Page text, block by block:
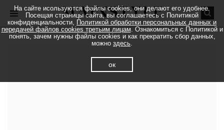
На сайте исользуются файлы cookies, они делают его удобнее.
Посещая страницы сайта, вы соглашаетесь с Политикой
конфиденциальности, Политикой обработки персональных данных и
передачей файлов cookies третьим лицам. Ознакомиться с Политикой и
понять, зачем нужны файлы cookies и как прекратить сбор данных,
можно здесь.
ок